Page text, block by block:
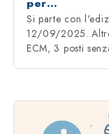
per…
Si parte con
12/09/2025.
ECM, 3 posti